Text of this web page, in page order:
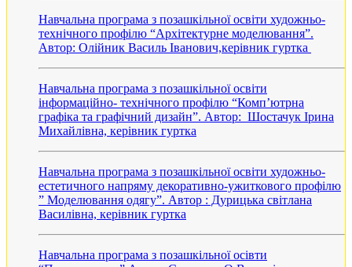
Навчальна програма з позашкільної освіти художньо-
технічного профілю “Архітектурне моделювання”.
Автор: Олійник Василь Іванович,керівник гуртка
Навчальна програма з позашкільної освіти
інформаційно- технічного профілю “Комп’ютрна
графіка та графічний дизайн”. Автор: Шостачук Ірина
Михайлівна, керівник гуртка
Навчальна програма з позашкільної освіти художньо-
естетичного напряму декоративно-ужиткового профілю
” Моделювання одягу”. Автор : Дурицька світлана
Василівна, керівник гуртка
Навчальна програма з позашкільної осівти